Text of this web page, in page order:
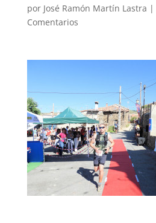
por José Ramón Martín Lastra |
Comentarios